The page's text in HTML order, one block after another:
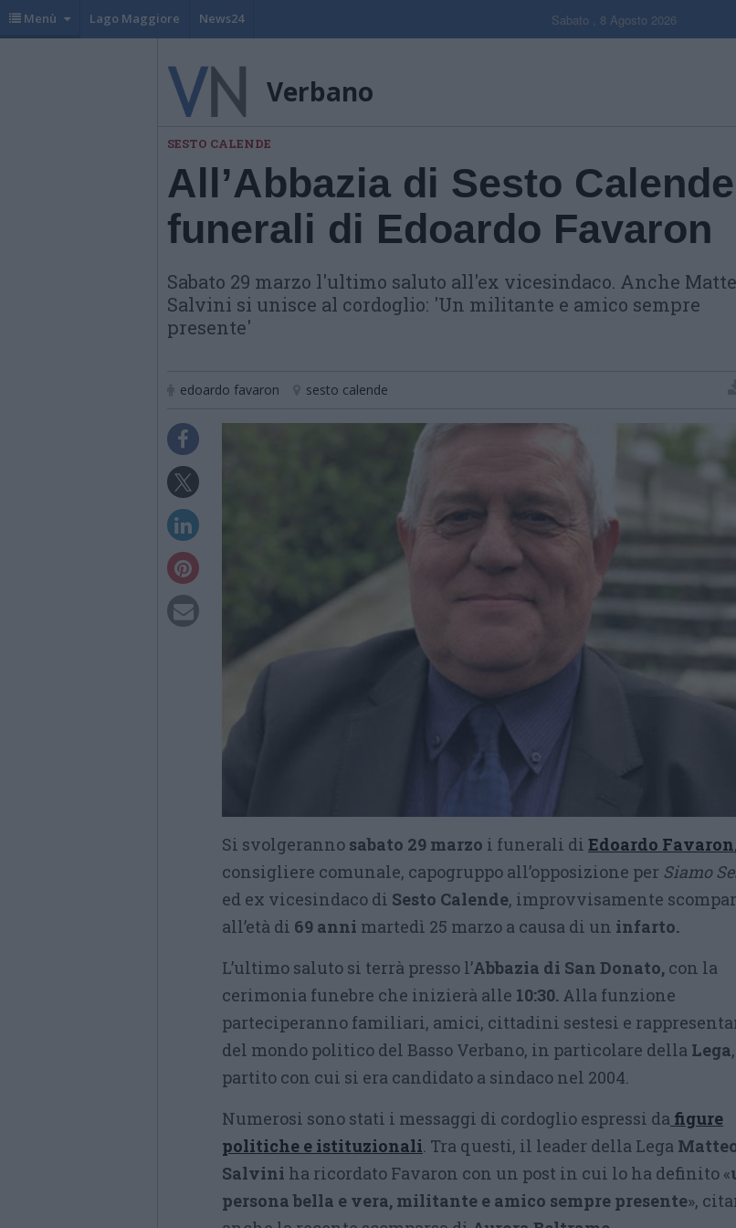
Menù Lago Maggiore News24 Sabato , 8 Agosto 2026
Verbano
SESTO CALENDE
All’Abbazia di Sesto
funerali di Edoardo Favaron
Sabato 29 marzo l'ultimo saluto all'ex vicesindaco. Anche
Salvini si unisce al cordoglio: 'Un militante e amico sempre
presente'
edoardo favaron sesto calende
Si svolgeranno sabato 29 marzo i funerali di Edoardo Favaron,
consigliere comunale, capogruppo all’opposizione per Siamo
ed ex vicesindaco di Sesto Calende, improvvisamente
all’età di 69 anni martedì 25 marzo a causa di un infarto.
L’ultimo saluto si terrà presso l’Abbazia di San Donato, con la
cerimonia funebre che inizierà alle 10:30. Alla funzione
parteciperanno familiari, amici, cittadini sestesi e
del mondo politico del Basso Verbano, in particolare della Lega,
partito con cui si era candidato a sindaco nel 2004.
Numerosi sono stati i messaggi di cordoglio espressi da figure
politiche e istituzionali. Tra questi, il leader della Lega
Salvini ha ricordato Favaron con un post in cui lo ha definito «
persona bella e vera, militante e amico sempre presente»,